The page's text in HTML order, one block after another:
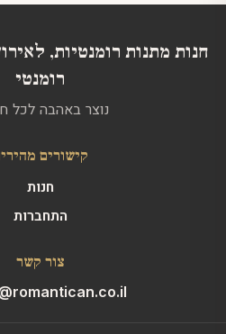
חנות מתנות רומנטיות,
רומנטי
נוצר באהבה לכל
קישורים
חנות
התחברות
צור קשר